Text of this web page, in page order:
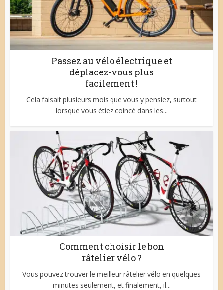
Passez au vélo électrique et
déplacez-vous plus
facilement !
Cela faisait plusieurs mois que vous y pensiez, surtout
lorsque vous étiez coincé dans les...
Comment choisir le bon
râtelier vélo ?
Vous pouvez trouver le meilleur râtelier vélo en quelques
minutes seulement, et finalement, il...